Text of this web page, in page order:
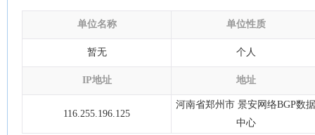
单位名称 单位性质
暂无 个人
IP地址 地址
116.255.196.125
河南省郑州市 景安网络BGP数据
中心